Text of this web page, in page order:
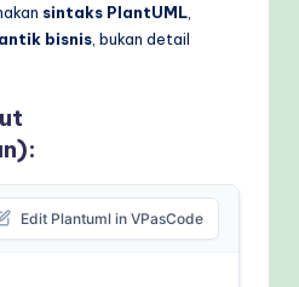
sintaks PlantUML
bisnis , bukan detail
Edit Plantuml in VPasCode